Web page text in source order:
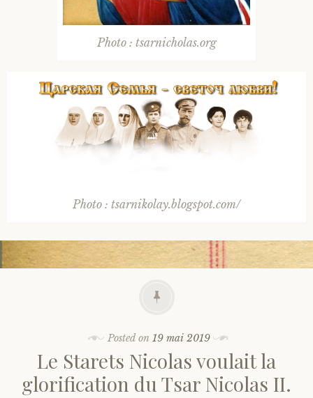
Photo : tsarnicholas.org
Photo : tsarnikolay.blogspot.com/
Posted on 19 mai 2019
Le Starets Nicolas voulait la
glorification du Tsar Nicolas II.